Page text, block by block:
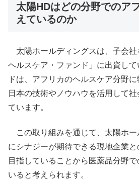
太陽HDはどの分野でのア
えているのか
太陽ホールディングスは、子会社
ヘルスケア・ファンド」に出資し
ドは、アフリカのヘルスケア分野に
日本の技術やノウハウを活用して
ています。
この取り組みを通じて、太陽ホー
にシナジーが期待できる現地企業
目指していることから医薬品分野
いると考えられます。